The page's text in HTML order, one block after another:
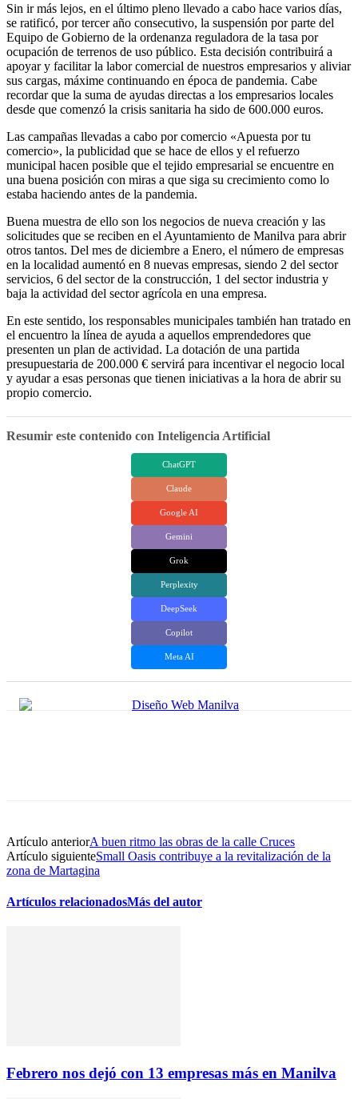
Sin ir más lejos, en el último pleno llevado a cabo hace varios días,
se ratificó, por tercer año consecutivo, la suspensión por parte del
Equipo de Gobierno de la ordenanza reguladora de la tasa por
ocupación de terrenos de uso público. Esta decisión contribuirá a
apoyar y facilitar la labor comercial de nuestros empresarios y aliviar
sus cargas, máxime continuando en época de pandemia. Cabe
recordar que la suma de ayudas directas a los empresarios locales
desde que comenzó la crisis sanitaria ha sido de 600.000 euros.
Las campañas llevadas a cabo por comercio «Apuesta por tu
comercio», la publicidad que se hace de ellos y el refuerzo
municipal hacen posible que el tejido empresarial se encuentre en
una buena posición con miras a que siga su crecimiento como lo
estaba haciendo antes de la pandemia.
Buena muestra de ello son los negocios de nueva creación y las
solicitudes que se reciben en el Ayuntamiento de Manilva para abrir
otros tantos. Del mes de diciembre a Enero, el número de empresas
en la localidad aumentó en 8 nuevas empresas, siendo 2 del sector
servicios, 6 del sector de la construcción, 1 del sector industria y
baja la actividad del sector agrícola en una empresa.
En este sentido, los responsables municipales también han tratado en
el encuentro la línea de ayuda a aquellos emprendedores que
presenten un plan de actividad. La dotación de una partida
presupuestaria de 200.000 € servirá para incentivar el negocio local
y ayudar a esas personas que tienen iniciativas a la hora de abrir su
propio comercio.
Resumir este contenido con Inteligencia Artificial
ChatGPT
Claude
Google AI
Gemini
Grok
Perplexity
DeepSeek
Copilot
Meta AI
Artículo anteriorA buen ritmo las obras de la calle Cruces
Artículo siguienteSmall Oasis contribuye a la revitalización de la
zona de Martagina
Artículos relacionadosMás del autor
Febrero nos dejó con 13 empresas más en Manilva